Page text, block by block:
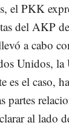
el PKK
del AKP
a cabo
Unidos,
es el caso,
partes
al lado